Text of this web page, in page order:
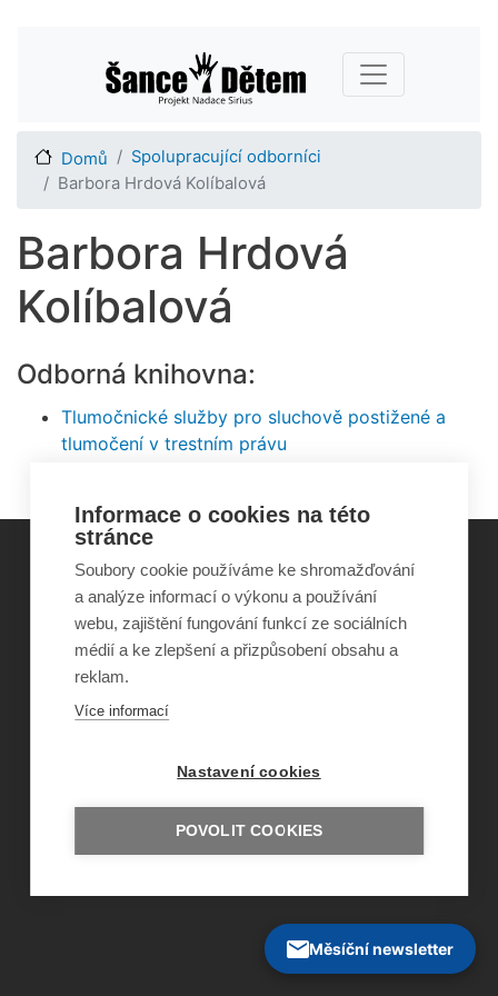
hlavnímu
obsahu
Main navigation
Domů
Spolupracující odborníci
Barbora Hrdová Kolíbalová
Barbora Hrdová
Kolíbalová
Odborná knihovna:
Tlumočnické služby pro sluchově postižené a
tlumočení v trestním právu
©Obecně prospěšná společnost Sirius, o.p.s.
2011–2026
Šance Dětem
Odběr novinek e-mailem
Ochrana osobních údajů
Měsíční newsletter
Informace o cookies na této
stránce
Soubory cookie používáme ke shromažďování
a analýze informací o výkonu a používání
webu, zajištění fungování funkcí ze sociálních
médií a ke zlepšení a přizpůsobení obsahu a
reklam.
Více informací
Nastavení cookies
POVOLIT COOKIES